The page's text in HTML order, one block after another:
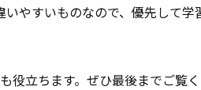
やすいものなので、優先して学
役立ちます。ぜひ最後までご覧く